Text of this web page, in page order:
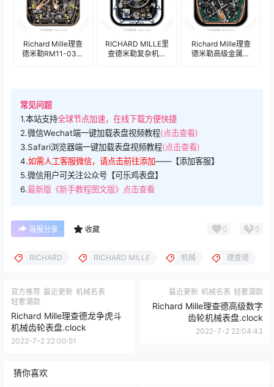
Richard Mille理查
德米勒RM11-03金
RICHARD MILLE里
查德米勒复杂机械
Richard Mille理查
德米勒高级金属质
常见问题
1.本站支持全球节点加速，在线下载方便快捷
2.微信Wechat端一键加载表盘视频教程(点击查看)
3.Safari浏览器端一键加载表盘视频教程(点击查看)
4.如需人工客服微信，请点击前往添加——【添加客服】
5.微信用户可关注公众号【可乐鸡表盘】
6.最新版《新手教程图文版》点击查看
海报分享 收藏 0 0
RICHARD RICHARD MILLE 机械 理查德
官方推荐 最近更新 机械名表
轻奢潮款
Richard Mille理查德龙争虎斗
机械齿轮表盘.clock
2022-7-2 22:00:51
最近更新 机械名表 轻奢潮款
Richard Mille理查德高级数字
齿轮机械表盘.clock
2022-7-2 22:04:43
猜你喜欢